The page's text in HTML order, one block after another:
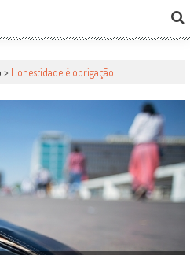
> Honestidade é obrigação!